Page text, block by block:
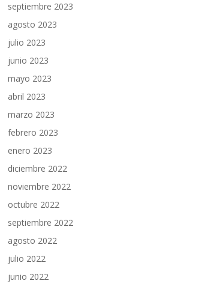
septiembre 2023
agosto 2023
julio 2023
junio 2023
mayo 2023
abril 2023
marzo 2023
febrero 2023
enero 2023
diciembre 2022
noviembre 2022
octubre 2022
septiembre 2022
agosto 2022
julio 2022
junio 2022